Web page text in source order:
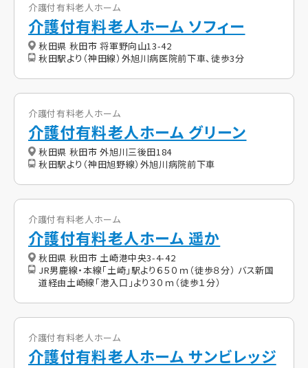
介護付有料老人ホーム
介護付有料老人ホーム ソフィー
秋田県 秋田市 将軍野向山13-42
秋田駅より（神田線）外旭川病医院前下車、徒歩3分
介護付有料老人ホーム
介護付有料老人ホーム グリーン
秋田県 秋田市 外旭川三後田184
秋田駅より（神田旭野線）外旭川病院前下車
介護付有料老人ホーム
介護付有料老人ホーム 遥か
秋田県 秋田市 土崎港中央3-4-42
JR男鹿線・本線「土崎」駅より６５０ｍ（徒歩８分） バス新国
道経由土崎線「港入口」より３０ｍ（徒歩１分）
介護付有料老人ホーム
介護付有料老人ホーム サンビレッジ